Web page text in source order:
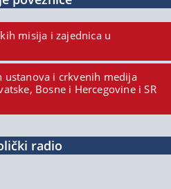
misija i zajednica u
ustanova i crkvenih medija
Bosne i Hercegovine i SR
radio